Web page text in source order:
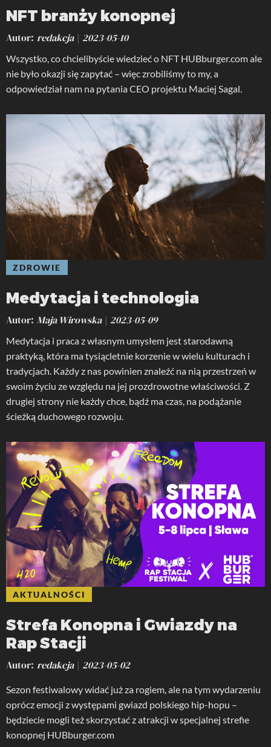
NFT branży konopnej
Autor redakcja 2023-05-10
Wszystko, co chcielibyście wiedzieć o NFT HUBburger.com ale
nie było okazji się zapytać – więc zrobiliśmy to my, a
odpowiedział nam na pytania CEO projektu Maciej Sagal.
ZDROWIE
Medytacja i technologia
Autor Maja Wirowska 2023-05-09
Medytacja i praca z własnym umysłem jest starodawną
praktyką, która ma tysiącletnie korzenie w wielu kulturach i
tradycjach. Każdy z nas powinien znaleźć na nią przestrzeń w
swoim życiu ze względu na jej prozdrowotne właściwości. Z
drugiej strony nie każdy chce, bądź ma czas, na podążanie
ścieżką duchowego rozwoju.
AKTUALNOŚCI
Strefa Konopna i Gwiazdy na
Rap Stacji
Autor redakcja 2023-05-02
Sezon festiwalowy widać już za rogiem, ale na tym wydarzeniu
oprócz emocji z występami gwiazd polskiego hip-hopu –
będziecie mogli też skorzystać z atrakcji w specjalnej strefie
konopnej HUBburger.com